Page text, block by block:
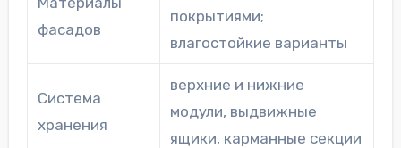
фасадов
покрытиями;
влагостойкие варианты
Система
хранения
верхние и нижние
модули, выдвижные
ящики, карманные секции